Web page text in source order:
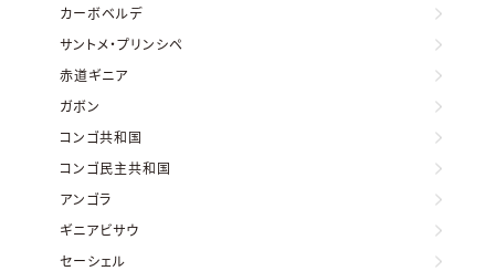
カーボベルデ
サントメ・プリンシペ
赤道ギニア
ガボン
コンゴ共和国
コンゴ民主共和国
アンゴラ
ギニアビサウ
セーシェル